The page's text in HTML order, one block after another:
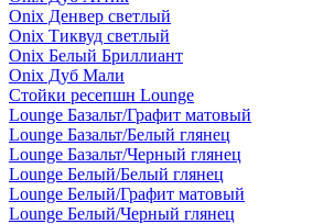
Onix Денвер светлый
Onix Тиквуд светлый
Onix Белый Бриллиант
Onix Дуб Мали
Стойки ресепшн Lounge
Lounge Базальт/Графит матовый
Lounge Базальт/Белый глянец
Lounge Базальт/Черный глянец
Lounge Белый/Белый глянец
Lounge Белый/Графит матовый
Lounge Белый/Черный глянец